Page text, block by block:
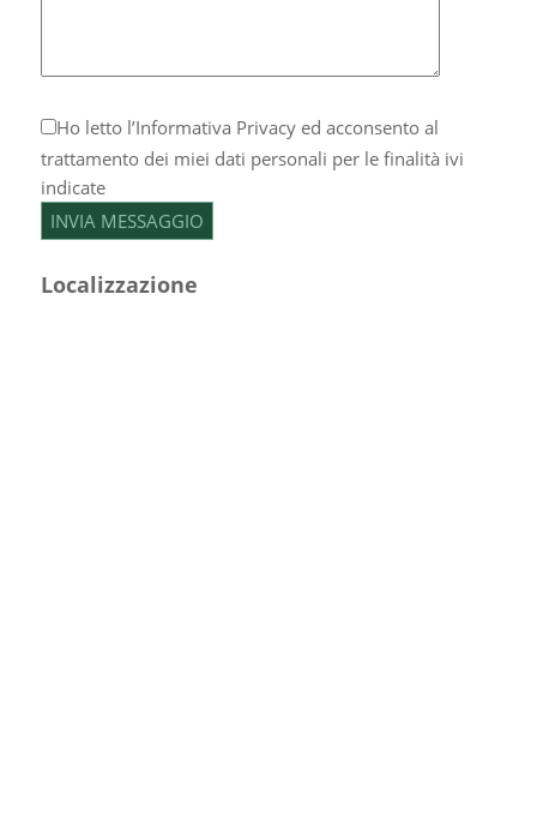
Ho letto l’Informativa Privacyed acconsento al
trattamento dei miei dati personali per le finalità ivi
indicate
Localizzazione